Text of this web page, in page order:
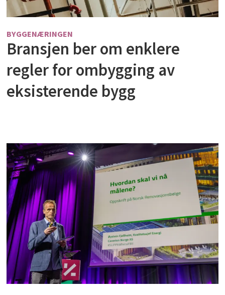
BYGGENÆRINGEN
Bransjen ber om enklere
regler for ombygging av
eksisterende bygg